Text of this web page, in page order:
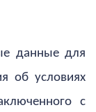
данные для
об условиях
с